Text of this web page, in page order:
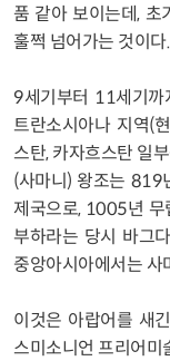
품 같아 보이는데, 초
훌쩍 넘어가는 것이
9세기부터 11세기까
트란소시아나 지역(
스탄, 카자흐스탄 일
(사마니) 왕조는 819
제국으로, 1005년 무
부하라는 당시 바그
중앙아시아에서는 사
이것은 아랍어를 새
스미소니언 프리어미